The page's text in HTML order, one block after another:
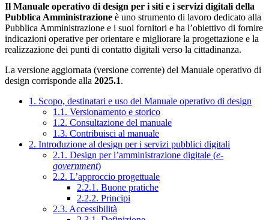
Il Manuale operativo di design per i siti e i servizi digitali della
Pubblica Amministrazione è uno strumento di lavoro dedicato alla
Pubblica Amministrazione e i suoi fornitori e ha l’obiettivo di fornire
indicazioni operative per orientare e migliorare la progettazione e la
realizzazione dei punti di contatto digitali verso la cittadinanza.
La versione aggiornata (versione corrente) del Manuale operativo di
design corrisponde alla 2025.1.
1. Scopo, destinatari e uso del Manuale operativo di design
1.1. Versionamento e storico
1.2. Consultazione del manuale
1.3. Contribuisci al manuale
2. Introduzione al design per i servizi pubblici digitali
2.1. Design per l’amministrazione digitale (e-
government)
2.2. L’approccio progettuale
2.2.1. Buone pratiche
2.2.2. Principi
2.3. Accessibilità